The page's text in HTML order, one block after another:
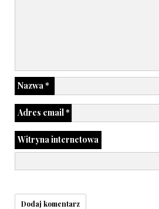
Nazwa*
Adres email*
Witryna internetowa